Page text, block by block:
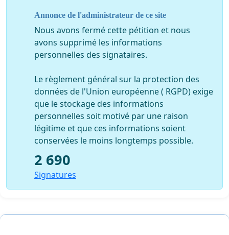
bénéfice imposable ( la part des revenus
conventionnés étant négligeable ) alors que nos
confrères aux actes remboursés par l'assurance
maladie ont une prise en charge de cette
leur revient à payer 0,11% de cotisation,
des disparitésau sein même de la profession
avec des confrères cotisant au RSI taxés à 6,5% ...et
pour qui la part des revenus conventionnés n'est
même pas prise en compte
partout ailleurs le prélèvement mensuel est de
Annonce de l'administrateur de ce site
Nous avons fermé cette pétition et nous
avons supprimé les informations
personnelles des signataires.
Le règlement général sur la protection des
données de l'Union européenne ( RGPD) exige
que le stockage des informations
personnelles soit motivé par une raison
légitime et que ces informations soient
conservées le moins longtemps possible.
2 690
Signatures